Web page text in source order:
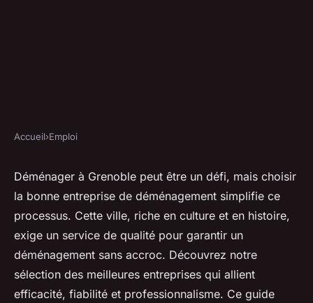
Les meilleures entreprises de
déménagement à grenoble
pour vous
Orégane•05/05/2025 09:25•8 min de lecture
Accueil›Emploi
Déménager à Grenoble peut être un défi, mais choisir
la bonne entreprise de déménagement simplifie ce
processus. Cette ville, riche en culture et en histoire,
exige un service de qualité pour garantir un
déménagement sans accroc. Découvrez notre
sélection des meilleures entreprises qui allient
efficacité, fiabilité et professionnalisme. Ce guide